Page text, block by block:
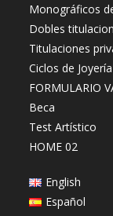
Monográficos
Dobles
Titulaciones
Ciclos de
FORMULARIO
Beca
Test Artístico
HOME 02
English
Español